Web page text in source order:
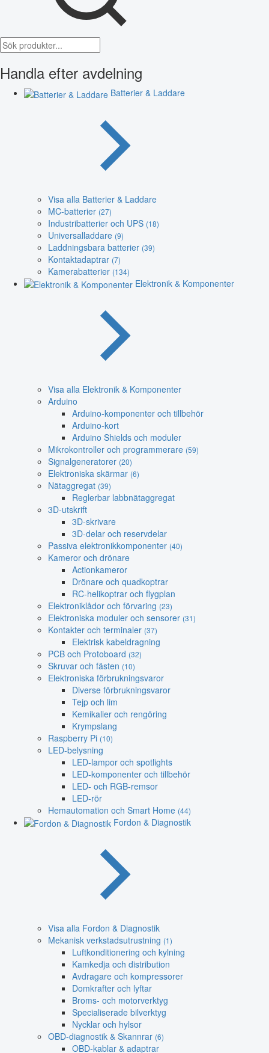
Handla efter avdelning
Batterier & Laddare
Visa alla Batterier & Laddare
MC-batterier (27)
Industribatterier och UPS (18)
Universalladdare (9)
Laddningsbara batterier (39)
Kontaktadaptrar (7)
Kamerabatterier (134)
Elektronik & Komponenter
Visa alla Elektronik & Komponenter
Arduino
Arduino-komponenter och tillbehör
Arduino-kort
Arduino Shields och moduler
Mikrokontroller och programmerare (59)
Signalgeneratorer (20)
Elektroniska skärmar (6)
Nätaggregat (39)
Reglerbar labbnätaggregat
3D-utskrift
3D-skrivare
3D-delar och reservdelar
Passiva elektronikkomponenter (40)
Kameror och drönare
Actionkameror
Drönare och quadkoptrar
RC-helikoptrar och flygplan
Elektroniklådor och förvaring (23)
Elektroniska moduler och sensorer (31)
Kontakter och terminaler (37)
Elektrisk kabeldragning
PCB och Protoboard (32)
Skruvar och fästen (10)
Elektroniska förbrukningsvaror
Diverse förbrukningsvaror
Tejp och lim
Kemikalier och rengöring
Krympslang
Raspberry Pi (10)
LED-belysning
LED-lampor och spotlights
LED-komponenter och tillbehör
LED- och RGB-remsor
LED-rör
Hemautomation och Smart Home (44)
Fordon & Diagnostik
Visa alla Fordon & Diagnostik
Mekanisk verkstadsutrustning (1)
Luftkonditionering och kylning
Kamkedja och distribution
Avdragare och kompressorer
Domkrafter och lyftar
Broms- och motorverktyg
Specialiserade bilverktyg
Nycklar och hylsor
OBD-diagnostik & Skannrar (6)
OBD-kablar & adaptrar